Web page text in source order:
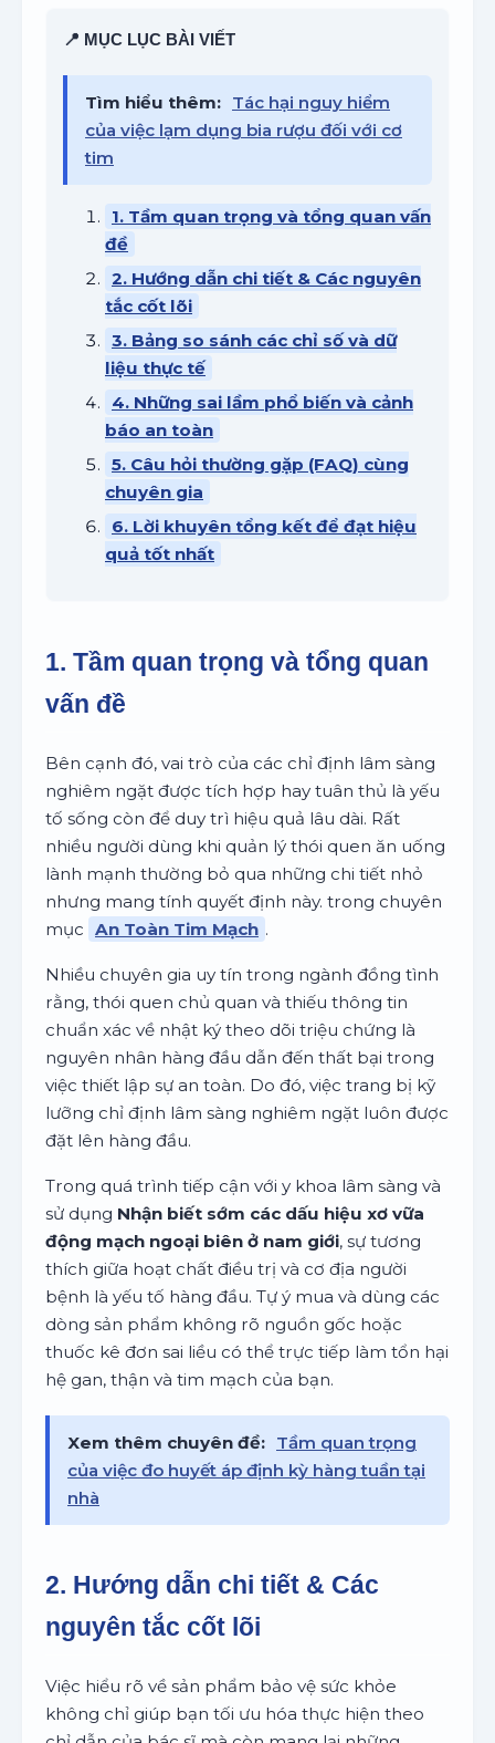
📍 MỤC LỤC BÀI VIẾT
Tìm hiểu thêm: Tác hại nguy hiểm
của việc lạm dụng bia rượu đối với cơ
tim
1. Tầm quan trọng và tổng quan vấn
đề
2. Hướng dẫn chi tiết & Các nguyên
tắc cốt lõi
3. Bảng so sánh các chỉ số và dữ
liệu thực tế
4. Những sai lầm phổ biến và cảnh
báo an toàn
5. Câu hỏi thường gặp (FAQ) cùng
chuyên gia
6. Lời khuyên tổng kết để đạt hiệu
quả tốt nhất
1. Tầm quan trọng và tổng quan
vấn đề
Bên cạnh đó, vai trò của các chỉ định lâm sàng
nghiêm ngặt được tích hợp hay tuân thủ là yếu
tố sống còn để duy trì hiệu quả lâu dài. Rất
nhiều người dùng khi quản lý thói quen ăn uống
lành mạnh thường bỏ qua những chi tiết nhỏ
nhưng mang tính quyết định này. trong chuyên
mục An Toàn Tim Mạch .
Nhiều chuyên gia uy tín trong ngành đồng tình
rằng, thói quen chủ quan và thiếu thông tin
chuẩn xác về nhật ký theo dõi triệu chứng là
nguyên nhân hàng đầu dẫn đến thất bại trong
việc thiết lập sự an toàn. Do đó, việc trang bị kỹ
lưỡng chỉ định lâm sàng nghiêm ngặt luôn được
đặt lên hàng đầu.
Trong quá trình tiếp cận với y khoa lâm sàng và
sử dụng Nhận biết sớm các dấu hiệu xơ vữa
động mạch ngoại biên ở nam giới, sự tương
thích giữa hoạt chất điều trị và cơ địa người
bệnh là yếu tố hàng đầu. Tự ý mua và dùng các
dòng sản phẩm không rõ nguồn gốc hoặc
thuốc kê đơn sai liều có thể trực tiếp làm tổn hại
hệ gan, thận và tim mạch của bạn.
Xem thêm chuyên đề: Tầm quan trọng
của việc đo huyết áp định kỳ hàng tuần tại
nhà
2. Hướng dẫn chi tiết & Các
nguyên tắc cốt lõi
Việc hiểu rõ về sản phẩm bảo vệ sức khỏe
không chỉ giúp bạn tối ưu hóa thực hiện theo